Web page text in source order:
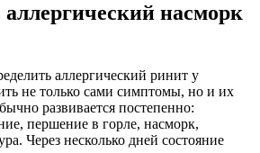
насморк
аллергический ринит у
не только сами симптомы, но и их
развивается постепенно:
першение в горле, насморк,
Через несколько дней состояние